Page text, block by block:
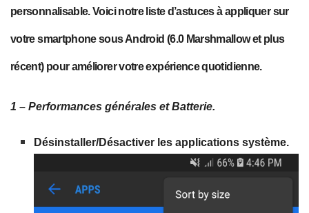
personnalisable. Voici notre liste d’astuces à appliquer sur
votre smartphone sous Android (6.0 Marshmallow et plus
récent) pour améliorer votre expérience quotidienne.
1 – Performances générales et Batterie.
Désinstaller/Désactiver les applications système.